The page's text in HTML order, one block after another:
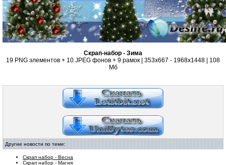
Скрап-набор - Зима
19 PNG элементов + 10 JPEG фонов + 9 рамок | 353x667 - 1968x1448 | 108
Мб
Другие новости по теме:
Скрап набор - Весна
Скрап набор - Магия